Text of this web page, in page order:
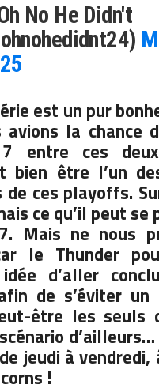
No He Didn't
est un pur
avions la chance
7 entre ces
bien être l’un
de ces playoffs.
ce qu’il peut se
Mais ne nous
le Thunder
idée d’aller
de s’éviter
être les seuls
jeudi à vendredi,
!